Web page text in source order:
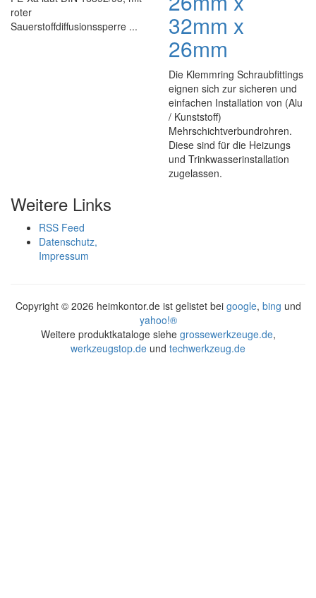
roter
Sauerstoffdiffusionssperre ...
32mm x
26mm
Die Klemmring Schraubfittings
eignen sich zur sicheren und
einfachen Installation von (Alu
/ Kunststoff)
Mehrschichtverbundrohren.
Diese sind für die Heizungs
und Trinkwasserinstallation
zugelassen.
Weitere Links
RSS Feed
Datenschutz,
Impressum
Copyright © 2026 heimkontor.de ist gelistet bei google, bing und
yahoo!®
Weitere produktkataloge siehe grossewerkzeuge.de,
werkzeugstop.de und techwerkzeug.de